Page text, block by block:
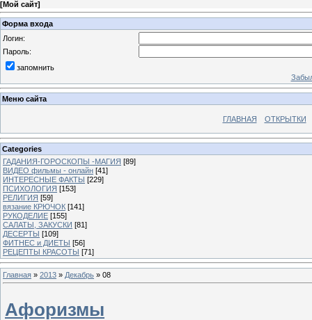
[Мой сайт]
Форма входа
Логин:
Пароль:
запомнить
Меню сайта
ГЛАВНАЯ ОТКРЫТКИ
Categories
ГАДАНИЯ-ГОРОСКОПЫ -МАГИЯ [89]
ВИДЕО фильмы - онлайн [41]
ИНТЕРЕСНЫЕ ФАКТЫ [229]
ПСИХОЛОГИЯ [153]
РЕЛИГИЯ [59]
вязание КРЮЧОК [141]
РУКОДЕЛИЕ [155]
САЛАТЫ, ЗАКУСКИ [81]
ДЕСЕРТЫ [109]
ФИТНЕС и ДИЕТЫ [56]
РЕЦЕПТЫ КРАСОТЫ [71]
Главная » 2013 » Декабрь » 08
Афоризмы